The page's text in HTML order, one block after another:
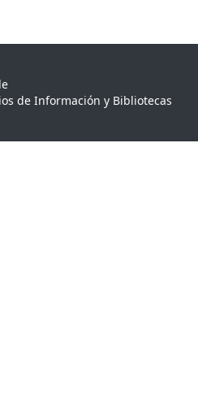
de Información y Bibliotecas